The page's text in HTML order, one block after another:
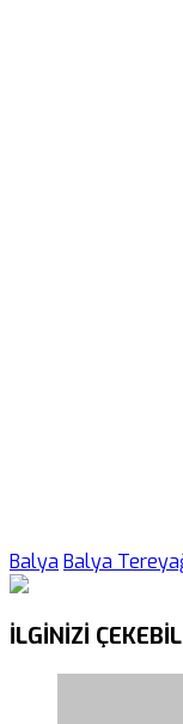
Balya Balya
İLGİNİZİ